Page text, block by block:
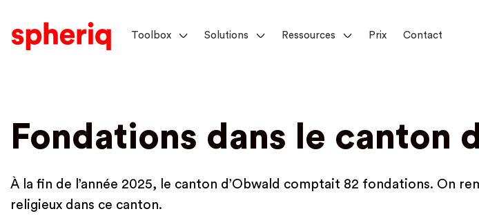
Toolbox Solutions Ressources Prix Contact
Fondations dans le canton
À la fin de l’année 2025, le canton d’Obwald comptait 82 fondations. On
religieux dans ce canton.